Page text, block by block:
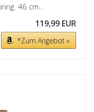
46 cm...
119,99 EUR
*Zum Angebot »